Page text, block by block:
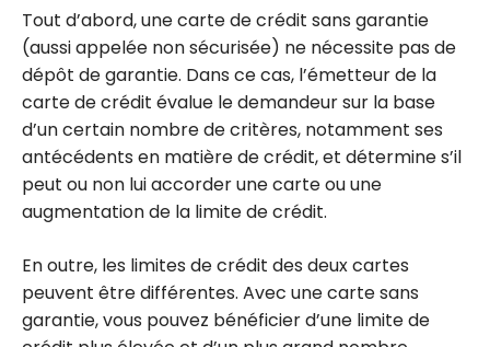
Tout d’abord, une carte de crédit sans garantie
(aussi appelée non sécurisée) ne nécessite pas de
dépôt de garantie. Dans ce cas, l’émetteur de la
carte de crédit évalue le demandeur sur la base
d’un certain nombre de critères, notamment ses
antécédents en matière de crédit, et détermine s’il
peut ou non lui accorder une carte ou une
augmentation de la limite de crédit.
En outre, les limites de crédit des deux cartes
peuvent être différentes. Avec une carte sans
garantie, vous pouvez bénéficier d’une limite de